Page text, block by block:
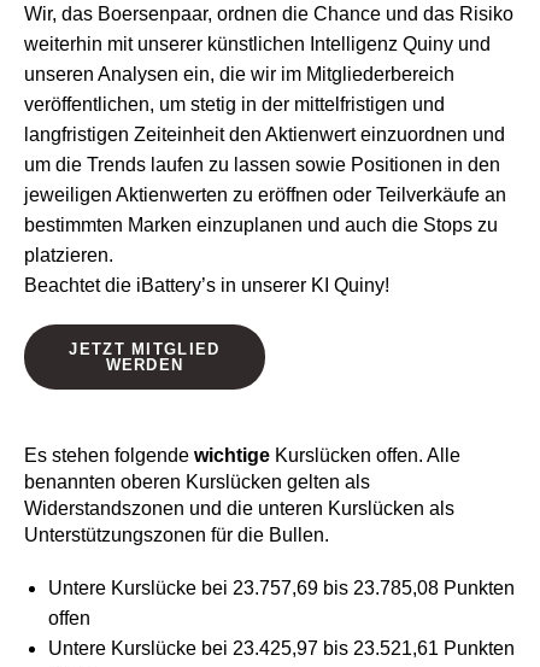
Wir, das Boersenpaar, ordnen die Chance und das Risiko
weiterhin mit unserer künstlichen Intelligenz Quiny und
unseren Analysen ein, die wir im Mitgliederbereich
veröffentlichen, um stetig in der mittelfristigen und
langfristigen Zeiteinheit den Aktienwert einzuordnen und
um die Trends laufen zu lassen sowie Positionen in den
jeweiligen Aktienwerten zu eröffnen oder Teilverkäufe an
bestimmten Marken einzuplanen und auch die Stops zu
platzieren.
Beachtet die iBattery’s in unserer KI Quiny!
JETZT MITGLIED
WERDEN
Es stehen folgende wichtige Kurslücken offen. Alle
benannten oberen Kurslücken gelten als
Widerstandszonen und die unteren Kurslücken als
Unterstützungszonen für die Bullen.
Untere Kurslücke bei 23.757,69 bis 23.785,08 Punkten
offen
Untere Kurslücke bei 23.425,97 bis 23.521,61 Punkten